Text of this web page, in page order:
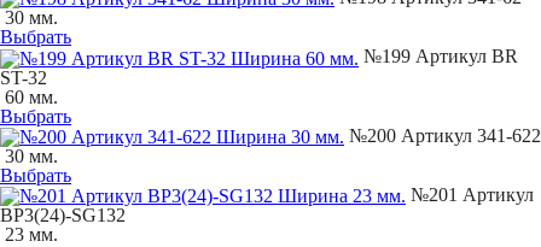
30 мм.
Выбрать
№199 Артикул BR
ST-32
60 мм.
Выбрать
№200 Артикул 341-622
30 мм.
Выбрать
№201 Артикул
BP3(24)-SG132
23 мм.